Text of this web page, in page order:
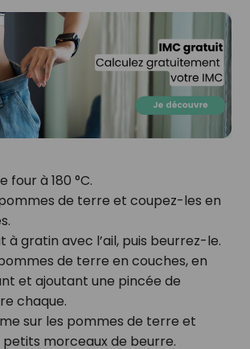
four à 180 °C.
de terre et coupez-les en
à gratin avec l’ail, puis beurrez-le.
de terre en couches, en
et ajoutant une pincée de
chaque.
sur les pommes de terre et
morceaux de beurre.